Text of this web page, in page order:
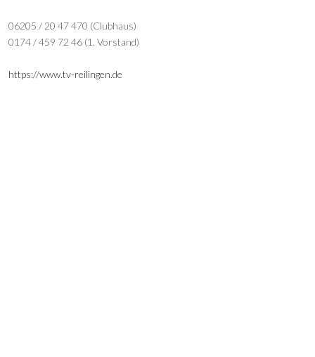
06205 / 20 47 470 (Clubhaus)
0174 / 459 72 46 (1. Vorstand)
https://www.tv-reilingen.de